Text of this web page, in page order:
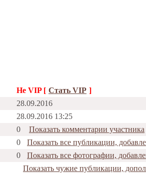
Не VIP [ Стать VIP ]
28.09.2016
28.09.2016 13:25
0
Показать комментарии участника
0
Показать все публикации,
0
Показать все фотографии,
Показать чужие публикации,